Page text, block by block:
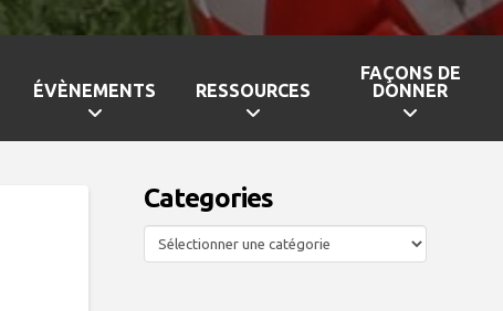
ÉVÈNEMENTS RESSOURCES
FAÇONS DE
DONNER
Categories
Categories